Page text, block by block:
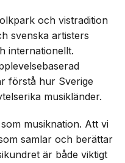
och vistradition
svenska artisters
internationellt.
förstå hur Sverige
musikländer.
musiknation. Att vi
samlar och berättar
är både viktigt